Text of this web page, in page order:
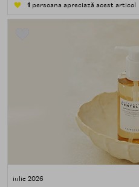
1 persoana apreciază acest articol
iulie 2026